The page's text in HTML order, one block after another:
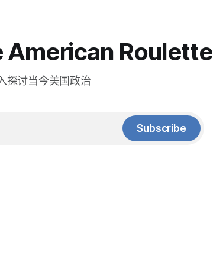
American Roulette
探讨当今美国政治
Subscribe